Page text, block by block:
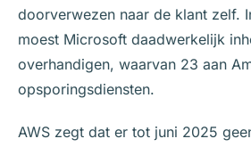
doorverwezen naar de klant zelf.
moest Microsoft daadwerkelijk
overhandigen, waarvan 23 aan
opsporingsdiensten.
AWS zegt dat er tot juni 2025